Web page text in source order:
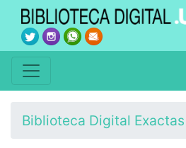
Biblioteca Digital Exactas